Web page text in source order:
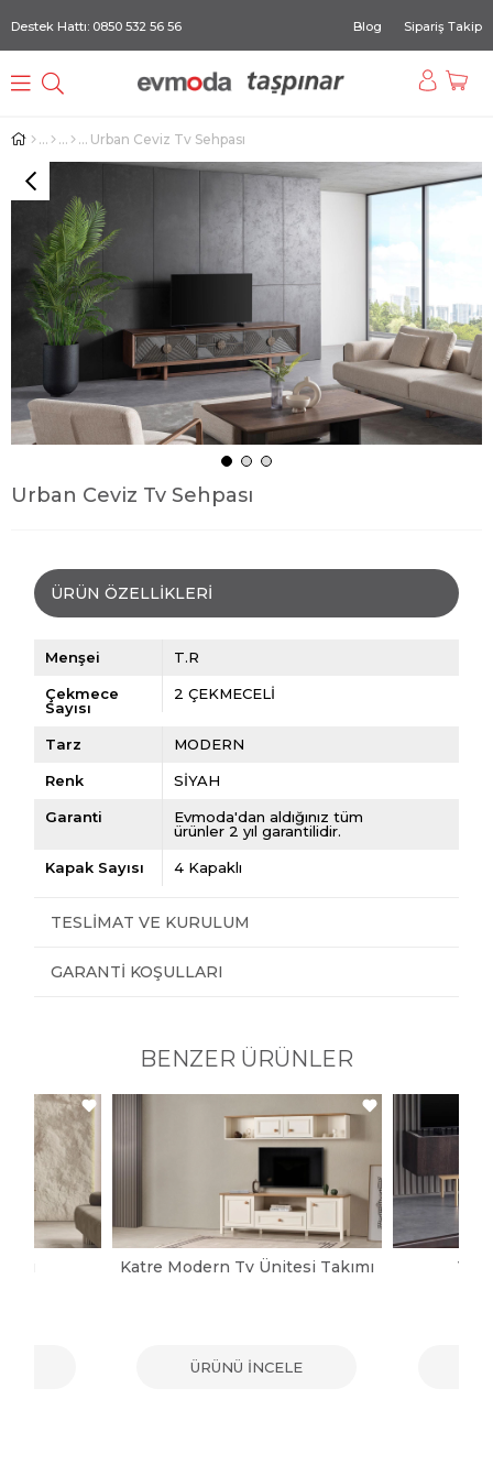
Destek Hattı: 0850 532 56 56 Blog Sipariş Takip
Urban Ceviz Tv Sehpası
Urban Ceviz Tv Sehpası
ÜRÜN ÖZELLIKLERI
Menşei T.R
Çekmece
Sayısı
2 ÇEKMECELİ
Tarz MODERN
Renk SİYAH
Garanti
Evmoda'dan aldığınız tüm
ürünler 2 yıl garantilidir.
Kapak Sayısı 4 Kapaklı
TESLIMAT VE KURULUM
GARANTI KOŞULLARI
BENZER ÜRÜNLER
Katre Modern Tv Ünitesi Takımı
ÜRÜNÜ İNCELE